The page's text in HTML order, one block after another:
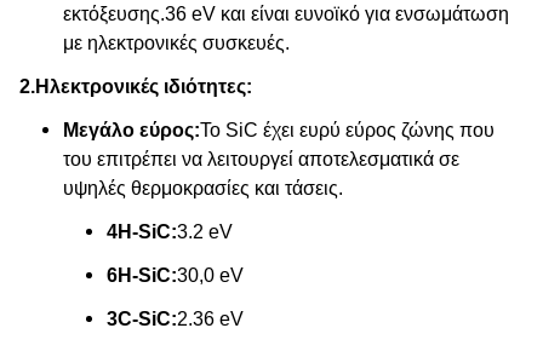
εκτόξευσης.36 eV και είναι ευνοϊκό για ενσωμάτωση
με ηλεκτρονικές συσκευές.
2.Ηλεκτρονικές ιδιότητες:
Μεγάλο εύρος:Το SiC έχει ευρύ εύρος ζώνης που
του επιτρέπει να λειτουργεί αποτελεσματικά σε
υψηλές θερμοκρασίες και τάσεις.
4H-SiC:3.2 eV
6H-SiC:30,0 eV
3C-SiC:2.36 eV